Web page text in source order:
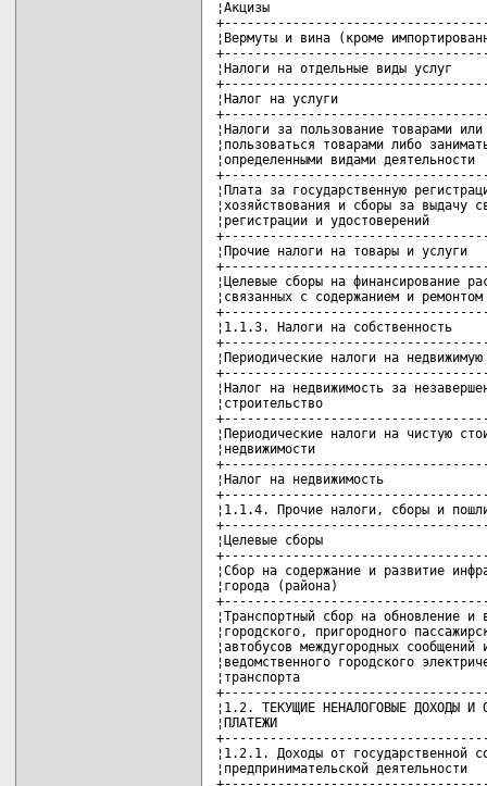
¦Акцизы
¦Вермуты и вина (кроме
¦Налоги на отдельные виды
¦Налог на услуги
¦Налоги за пользование
¦пользоваться товарами либо
¦определенными видами
¦Плата за государственную
¦хозяйствования и сборы за
¦регистрации и
¦Прочие налоги на товары и
¦Целевые сборы на
¦связанных с содержанием и
¦1.1.3. Налоги на
¦Периодические налоги на
¦Налог на недвижимость за
¦строительство
¦Периодические налоги на
¦недвижимости
¦Налог на недвижимость
¦1.1.4. Прочие налоги, сборы и
¦Целевые сборы
¦Сбор на содержание и развитие
¦города (района)
¦Транспортный сбор на обновление
¦городского, пригородного
¦автобусов междугородных
¦ведомственного городского
¦транспорта
¦1.2. ТЕКУЩИЕ НЕНАЛОГОВЫЕ ДОХОДЫ
¦ПЛАТЕЖИ
¦1.2.1. Доходы от государственной
¦предпринимательской